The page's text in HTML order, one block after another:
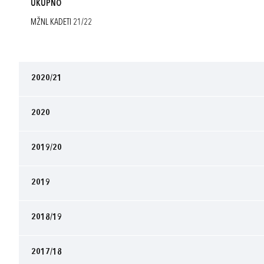
UKUPNO
MŽNL KADETI 21/22
2020/21
2020
2019/20
2019
2018/19
2017/18